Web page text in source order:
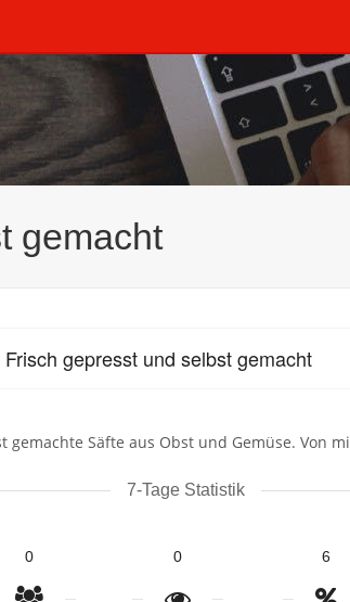
gemacht
Frisch gepresst und selbst gemacht
gemachte Säfte aus Obst und Gemüse. Von
7-Tage Statistik
0 0 6